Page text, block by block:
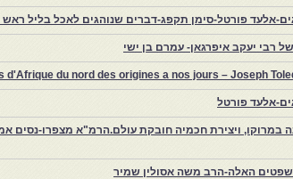
אלעד פורטל-סימן תקפג-דברים שנוהגים לאכל בליל
רבי יעקב איפרגאן- עמרם בן ישי
d'Afrique du nord des origines a nos jours – Joseph
אלעד פורטל
האלה-הרב משה אסולין שמיר